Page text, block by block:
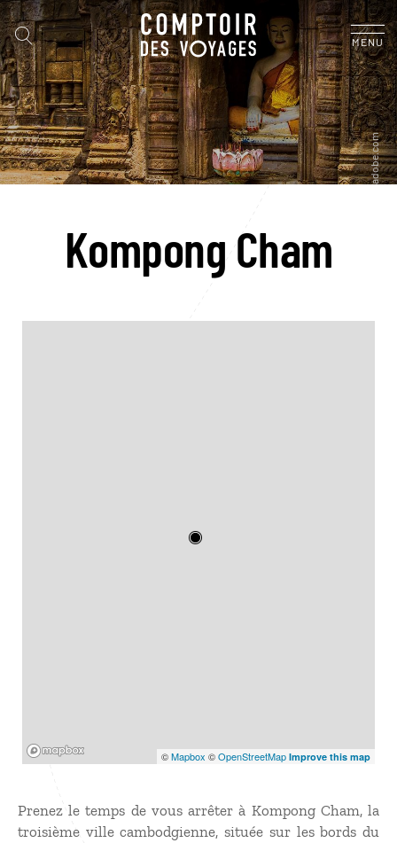
MENU
Kompong Cham
©Mapbox ©OpenStreetMap Improve this map
Prenez le temps de vous arrêter à Kompong Cham, la
troisième ville cambodgienne, située sur les bords du